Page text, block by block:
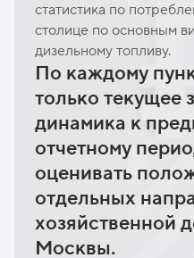
статистика по
столице по основным
дизельному топливу.
По каждому
только текущее
динамика к
отчетному
оценивать
отдельных
хозяйственной
Москвы.